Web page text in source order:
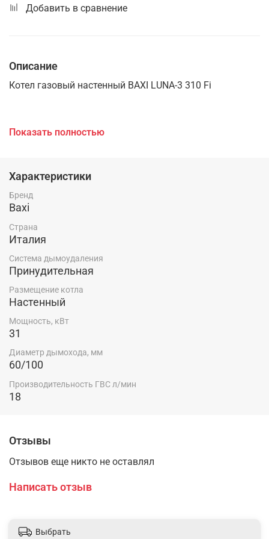
Добавить в сравнение
Описание
Котел газовый настенный BAXI LUNA-3 310 Fi
31 кВт, отопление и горячая вода, закрытая камера
ГАЗОВАЯ СИСТЕМА
режимах отопления и ГВС;
- Котлы адаптированы к российским условиям.
Устойчиво работают при понижении входного
давления природного газа до 5 мбар;
- Рассекатели пламени на горелке сделаны из нержа
веющей стали;
газе.
ГИДРАВЛИЧЕСКАЯ СИСТЕМА
Показать полностью
Характеристики
Бренд
Baxi
Страна
Италия
Система дымоудаления
Принудительная
Размещение котла
Настенный
Мощность, кВт
31
Диаметр дымохода, мм
60/100
Производительность ГВС л/мин
18
Отзывы
Отзывов еще никто не оставлял
Написать отзыв
Выбрать